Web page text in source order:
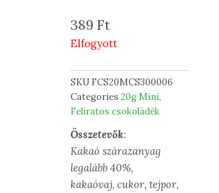
389Ft
Elfogyott
SKU FCS20MCS300006
Categories 20g Mini,
Feliratos csokoládék
Összetevők:
Kakaó szárazanyag
legalább 40%,
kakaóvaj, cukor, tejpor,